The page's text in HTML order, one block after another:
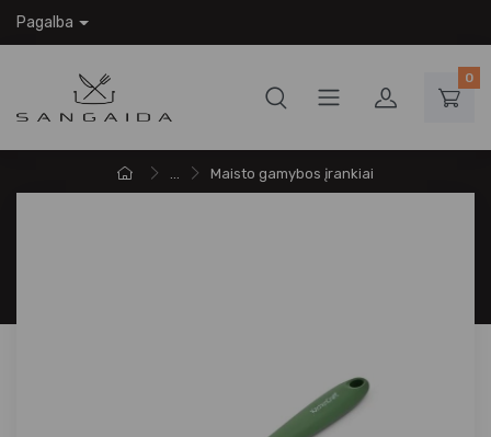
Pagalba
0
... Maisto gamybos įrankiai